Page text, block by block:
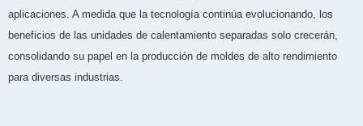
aplicaciones. A medida que la tecnología continúa evolucionando, los
beneficios de las unidades de calentamiento separadas solo crecerán,
consolidando su papel en la producción de moldes de alto rendimiento
para diversas industrias.